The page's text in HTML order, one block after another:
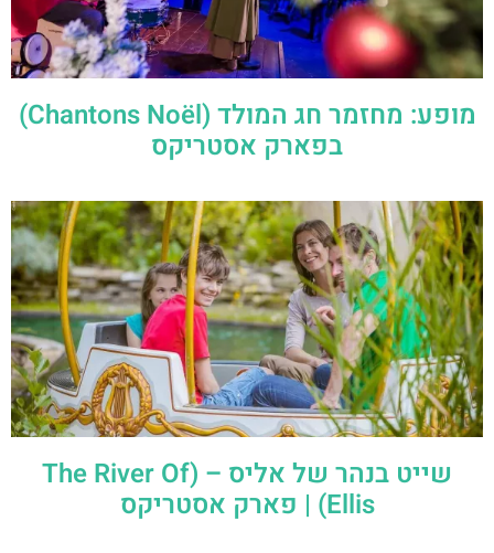
מופע: מחזמר חג המולד (Chantons Noël)
בפארק אסטריקס
שייט בנהר של אליס – (The River Of
Ellis) | פארק אסטריקס